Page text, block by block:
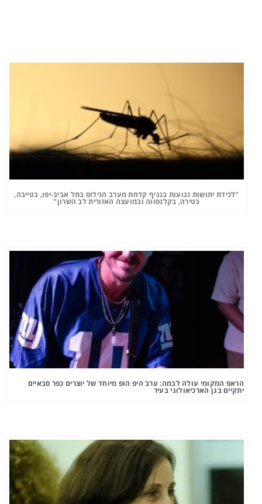
"לכידת יתושות נגועות בנגיף קדחת מערב הנילוס בתל אביב-יפו, בטייבה,
בטירה, בקלנסווה ובמועצה האזורית לב השרון"
הראפ המקומי עולה לבמה: ערב היפ הופ מיוחד של יוצרים כפר סבאיים
יתקיים בגן הארכיאולוגי בעיר